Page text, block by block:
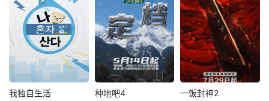
我独自生活 种地吧4 一饭封神2